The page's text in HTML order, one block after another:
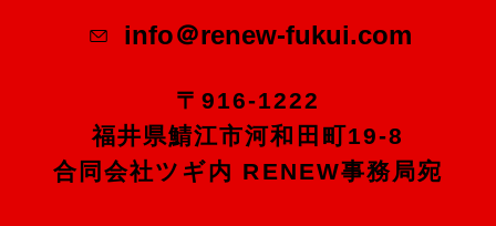
info＠renew-fukui.com
〒916-1222
福井県鯖江市河和田町19-8
合同会社ツギ内 RENEW事務局宛